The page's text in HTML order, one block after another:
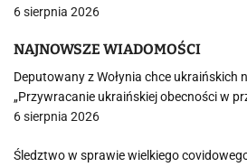
6 sierpnia 2026
NAJNOWSZE WIADOMOŚCI
Deputowany z Wołynia chce ukraińskich
„Przywracanie ukraińskiej obecności w
6 sierpnia 2026
Śledztwo w sprawie wielkiego